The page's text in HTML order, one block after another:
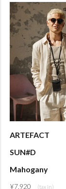
ARTEFACT
SUN#D
Mahogany
¥7,920